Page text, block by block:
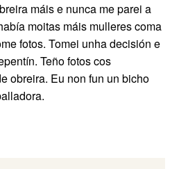
máis e nunca me parei a
moitas máis mulleres coma
fotos. Tomei unha decisión e
Teño fotos cos
obreira. Eu non fun un bicho